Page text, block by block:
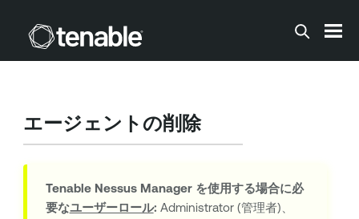
メインコンテンツに移動する
エージェントの削除
Tenable Nessus Managerを使用する場合に必
要なユーザーロール: Administrator (管理者)、